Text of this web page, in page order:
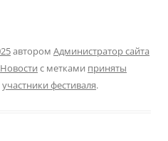
автором Администратор сайта
Новости с метками приняты
участники фестиваля.